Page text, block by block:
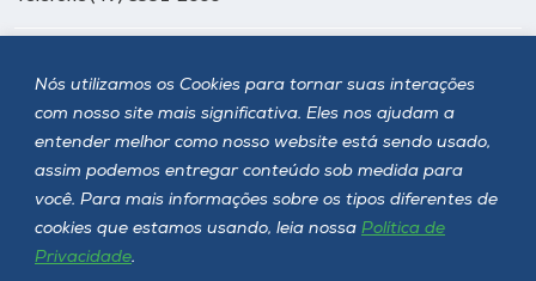
Nós utilizamos os Cookies para tornar suas interações
com nosso site mais significativa. Eles nos ajudam a
entender melhor como nosso website está sendo usado,
assim podemos entregar conteúdo sob medida para
você. Para mais informações sobre os tipos diferentes de
cookies que estamos usando, leia nossa Política de
Privacidade.
Siga a Unoesc